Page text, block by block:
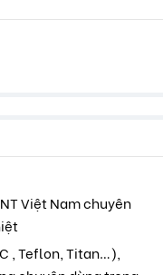
Việt Nam chuyên
, Teflon, Titan…),